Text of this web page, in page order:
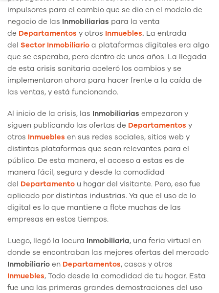
impulsores para el cambio que se dio en el modelo de
negocio de las Inmobiliarias para la venta
de Departamentos y otros Inmuebles. La entrada
del Sector Inmobiliario a plataformas digitales era algo
que se esperaba, pero dentro de unos años. La llegada
de esta crisis sanitaria aceleró los cambios y se
implementaron ahora para hacer frente a la caída de
las ventas, y está funcionando.
Al inicio de la crisis, las Inmobiliarias empezaron y
siguen publicando las ofertas de Departamentos y
otros Inmuebles en sus redes sociales, sitios web y
distintas plataformas que sean relevantes para el
público. De esta manera, el acceso a estas es de
manera fácil, segura y desde la comodidad
del Departamento u hogar del visitante. Pero, eso fue
aplicado por distintas industrias. Ya que el uso de lo
digital es lo que mantiene a flote muchas de las
empresas en estos tiempos.
Luego, llegó la locura Inmobiliaria, una feria virtual en
donde se encontraban las mejores ofertas del mercado
Inmobiliario en Departamentos, casas y otros
Inmuebles, Todo desde la comodidad de tu hogar. Esta
fue una las primeras grandes demostraciones del uso